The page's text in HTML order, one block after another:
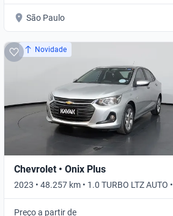
São Paulo
Novidade
Chevrolet • Onix Plus
2023 • 48.257 km • 1.0 TURBO LTZ AUTO •
Automático
Preço a partir de